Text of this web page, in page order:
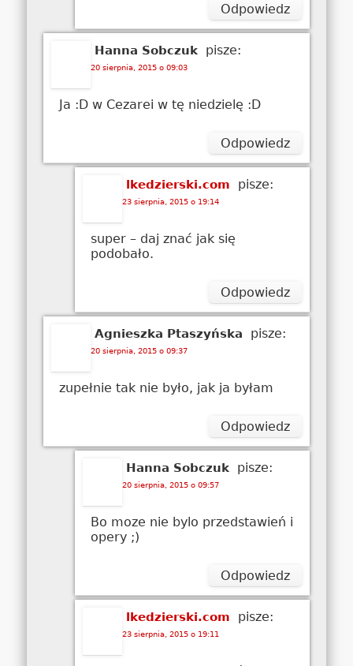
Odpowiedz
Hanna Sobczuk pisze:
20 sierpnia, 2015 o 09:03
Ja :D w Cezarei w tę niedzielę :D
Odpowiedz
lkedzierski.com pisze:
23 sierpnia, 2015 o 19:14
super – daj znać jak się
podobało.
Odpowiedz
Agnieszka Ptaszyńska pisze:
20 sierpnia, 2015 o 09:37
zupełnie tak nie było, jak ja byłam
Odpowiedz
Hanna Sobczuk pisze:
20 sierpnia, 2015 o 09:57
Bo moze nie bylo przedstawień i
opery ;)
Odpowiedz
lkedzierski.com pisze:
23 sierpnia, 2015 o 19:11